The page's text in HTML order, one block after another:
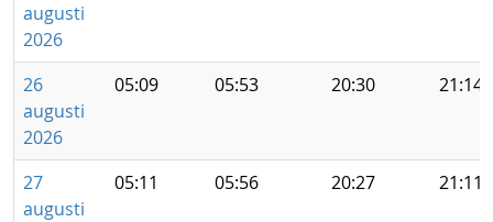
augusti
2026
26
augusti
2026
05:09 05:53 20:30 21:14
27
augusti
05:11 05:56 20:27 21:11